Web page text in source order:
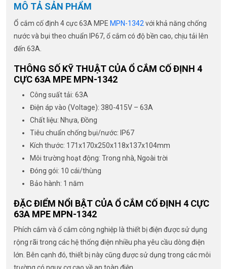
MÔ TẢ SẢN PHẨM
Ổ cắm cố định 4 cực 63A MPE MPN-1342với khả năng chống
nước và bụi theo chuẩn IP67, ổ cắm có độ bền cao, chịu tải lên
đến 63A.
THÔNG SỐ KỸ THUẬT CỦA Ổ CẮM CỐ ĐỊNH 4
CỰC 63A MPE MPN-1342
Công suất tải: 63A
Điện áp vào (Voltage): 380-415V – 63A
Chất liệu: Nhựa, Đồng
Tiêu chuẩn chống bụi/nước: IP67
Kích thước: 171x170x250x118x137x104mm
Môi trường hoạt động: Trong nhà, Ngoài trời
Đóng gói: 10 cái/thùng
Bảo hành: 1 năm
ĐẶC ĐIỂM NỔI BẬT CỦA Ổ CẮM CỐ ĐỊNH 4 CỰC
63A MPE MPN-1342
Phích cắm và ổ cắm công nghiệp là thiết bị điện được sử dụng
rộng rãi trong các hệ thống điện nhiều pha yêu cầu dòng điện
lớn. Bên cạnh đó, thiết bị này cũng được sử dụng trong các môi